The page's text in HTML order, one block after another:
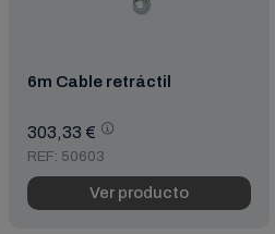
6m Cable retráctil
303,33 €
REF: 50603
Ver producto